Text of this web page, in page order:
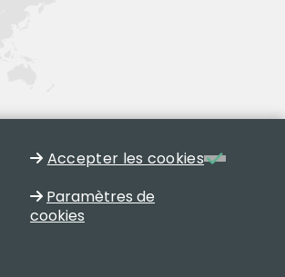
Accepter les cookies
Paramètres de
cookies